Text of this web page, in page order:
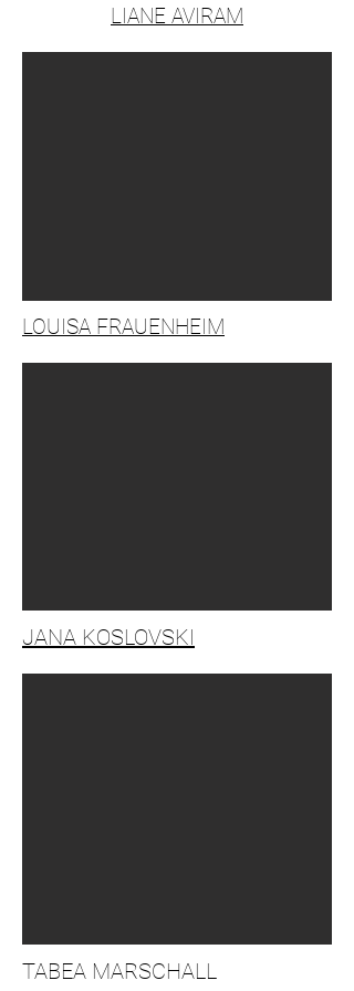
LIANE AVIRAM
LOUISA FRAUENHEIM
JANA KOSLOVSKI
TABEA MARSCHALL